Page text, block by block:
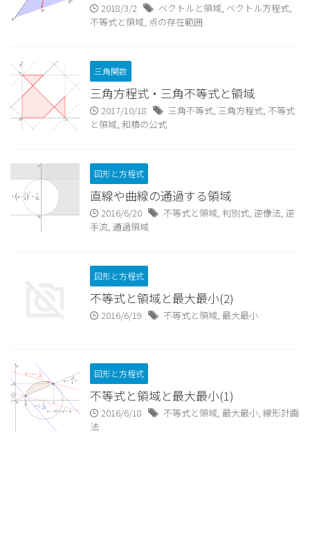
2018/3/2 ベクトルと領域, ベクトル方程式,
不等式と領域, 点の存在範囲
三角関数
三角方程式・三角不等式と領域
2017/10/18 三角不等式, 三角方程式, 不等式
と領域, 和積の公式
図形と方程式
直線や曲線の通過する領域
2016/6/20 不等式と領域, 判別式, 逆像法, 逆
手流, 通過領域
図形と方程式
不等式と領域と最大最小(2)
2016/6/19 不等式と領域, 最大最小
図形と方程式
不等式と領域と最大最小(1)
2016/6/18 不等式と領域, 最大最小, 線形計画
法